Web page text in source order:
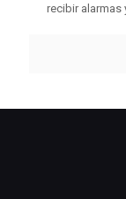
recibir alarmas